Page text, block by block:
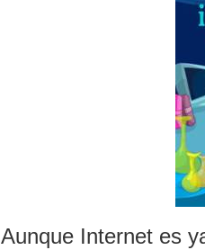
Aunque Internet es